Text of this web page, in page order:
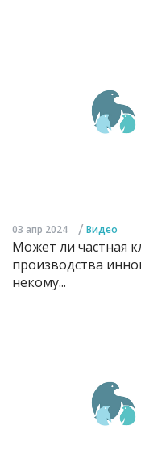
03 апр 2024 / Видео
Может ли частная
производства
некому...